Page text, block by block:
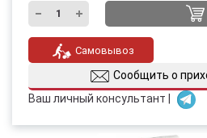
Самовывоз
Сообщить о
Ваш личный консультант |